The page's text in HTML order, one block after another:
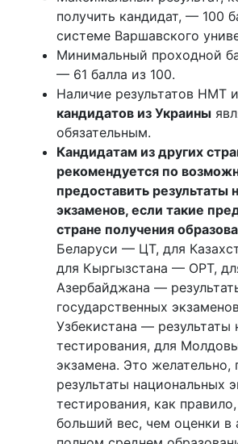
получить кандидат, — 100
системе Варшавского
Минимальный проходной
— 61 балла из 100.
Наличие результатов НМТ
кандидатов из Украины
обязательным.
Кандидатам из других
рекомендуется по
предоставить результаты
экзаменов, если такие
стране получения
Беларуси — ЦТ, для
для Кыргызстана — ОРТ,
Азербайджана —
государственных
Узбекистана — результаты
тестирования, для
экзамена. Это желательно,
результаты национальных
тестирования, как
больший вес, чем оценки в